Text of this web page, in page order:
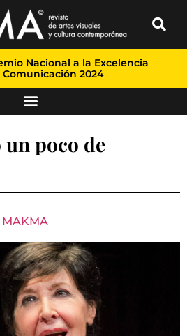
Nacional a la Excelencia
Comunicación 2024
poco de
MAKMA